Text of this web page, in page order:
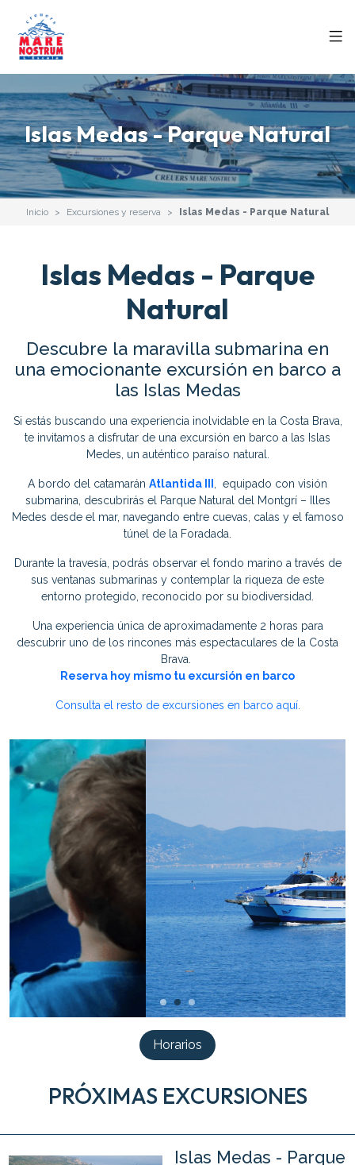
Islas Medas - Parque Natural
Inicio Excursiones y reserva Islas Medas - Parque Natural
Islas Medas - Parque
Natural
Descubre la maravilla submarina en
una emocionante excursión en barco a
las Islas Medas
Si estás buscando una experiencia inolvidable en la Costa Brava,
te invitamos a disfrutar de una excursión en barco a las Islas
Medes, un auténtico paraíso natural.
A bordo del catamarán Atlantida III
, equipado con visión
submarina, descubrirás el Parque Natural del Montgrí – Illes
Medes desde el mar, navegando entre cuevas, calas y el famoso
túnel de la Foradada.
Durante la travesía, podrás observar el fondo marino a través de
sus ventanas submarinas y contemplar la riqueza de este
entorno protegido, reconocido por su biodiversidad.
Una experiencia única de aproximadamente 2 horas para
descubrir uno de los rincones más espectaculares de la Costa
Brava.
Reserva hoy mismo tu excursión en barco
Consulta el resto de excursiones en barco aquí.
Horarios
PRÓXIMAS EXCURSIONES
Islas Medas - Parque